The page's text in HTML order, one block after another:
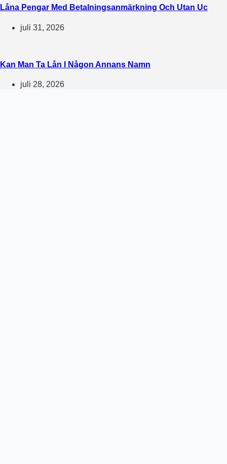
Låna Pengar Med Betalningsanmärkning Och Utan Uc
juli 31, 2026
Kan Man Ta Lån I Någon Annans Namn
juli 28, 2026